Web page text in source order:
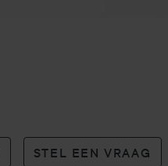
STEL EEN VRAAG